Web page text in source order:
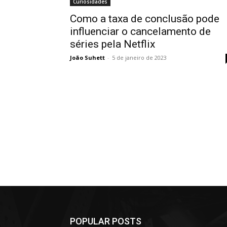
Como a taxa de conclusão pode
influenciar o cancelamento de
séries pela Netflix
João Suhett - 5 de janeiro de 2023
POPULAR POSTS